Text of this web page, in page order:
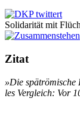
Solidarität mit
Zitat
»Die spät­rö­mi­sche
les Ver­gleich: Vor